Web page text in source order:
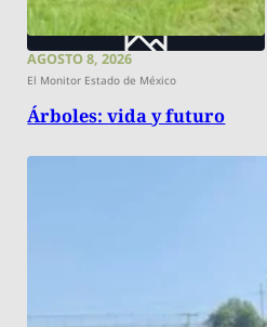
AGOSTO 8, 2026
El Monitor Estado de México
Árboles: vida y futuro